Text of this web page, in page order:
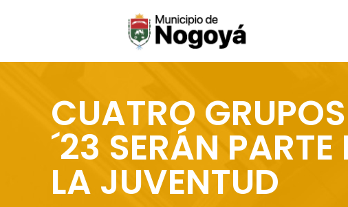
CUATRO
´23 SERÁN
LA JUVENTUD